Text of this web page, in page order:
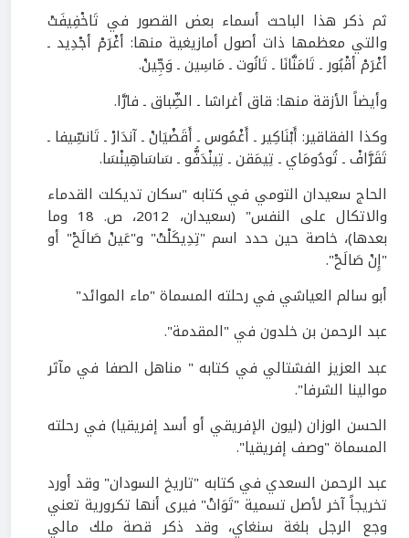
ثم ذكر هذا الباحث أسماء بعض القصور في تَاخْفِيفَتْ
والتي معظمها ذات أصول أمازيغية منها: أغْرَمْ أجْدِيد ـ
أغْرَمْ أقْبُور ـ تَامَنَّانَا ـ تَانُوت ـ مَاسِين ـ وَجِّينْ.
وأيضاً الأزقة منها: قاق أغراشا ـ الضِّباق ـ فارَّا.
وكذا الفقاقير: أَبْنَاكِير ـ أَغْمُوس ـ أَقَضْيَانْ ـ آندَارْ ـ تَانسِّيفا ـ
تَقَرَّافْ ـ تُودُومَاي ـ تِيمَقن ـ تِينْدَفُّو ـ سَاسَاهِينْسَا.
الحاج سعيدان التومي في كتابه "سكان تديكلت القدماء
والاتكال على النفس" (سعيدان، 2012، ص. 18 وما
بعدها)، خاصة حين حدد اسم "تِدِيكَلْتْ" و"عَينْ صَالَحْ" أو
"إِنْ صَالَحْ".
أبو سالم العياشي في رحلته المسماة "ماء الموائد"
عبد الرحمن بن خلدون في "المقدمة".
عبد العزيز الفشتالي في كتابه " مناهل الصفا في مآثر
موالينا الشرفا".
الحسن الوزان (ليون الإفريقي أو أسد إفريقيا) في رحلته
المسماة "وصف إفريقيا".
عبد الرحمن السعدي في كتابه "تاريخ السودان" وقد أورد
تخريجاً آخر لأصل تسمية "تَوَاتْ" فيرى أنها تكرورية تعني
وجع الرجل بلغة سنغاي، وقد ذكر قصة ملك مالي